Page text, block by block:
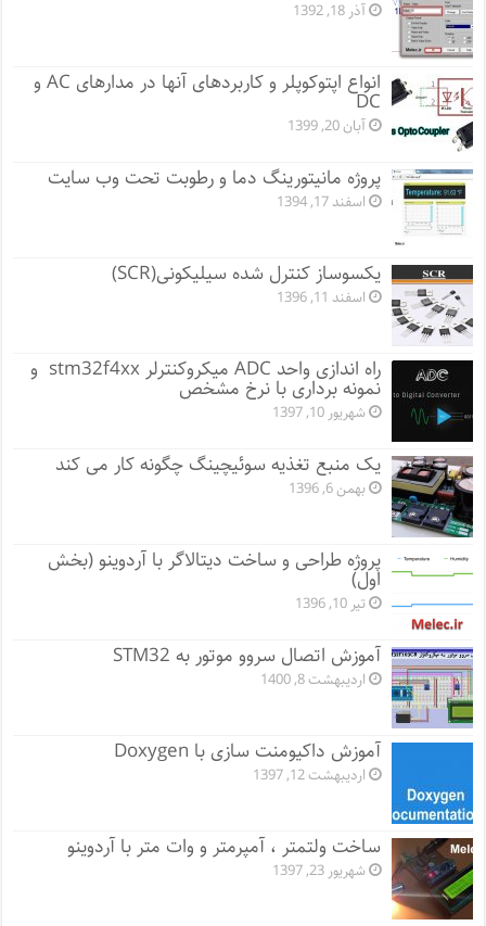
آذر 18, 1392
انواع اپتوکوپلر و کاربردهای آنها در مدارهای AC و
DC
آبان 20, 1399
پروژه مانيتورينگ دما و رطوبت تحت وب سایت
اسفند 17, 1394
یکسوساز کنترل شده سیلیکونی(SCR)
اسفند 11, 1396
راه اندازی واحد ADC میکروکنترلر stm32f4xx و
نمونه برداری با نرخ مشخص
شهریور 10, 1397
یک منبع تغذیه سوئیچینگ چگونه کار می کند
بهمن 6, 1396
پروژه طراحی و ساخت دیتالاگر با آردوینو (بخش
اول)
تیر 10, 1396
آموزش اتصال سروو موتور به STM32
اردیبهشت 8, 1400
آموزش داکیومنت سازی با Doxygen
اردیبهشت 12, 1397
ساخت ولتمتر ، آمپرمتر و وات متر با آردوینو
شهریور 23, 1397